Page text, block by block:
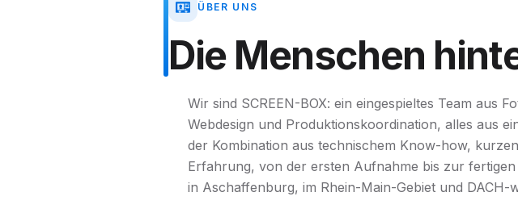
ÜBER UNS
Die Menschen
Wir sind SCREEN-BOX: ein eingespieltes Team aus
Webdesign und Produktionskoordination, alles aus
der Kombination aus technischem Know-how,
Erfahrung, von der ersten Aufnahme bis zur
in Aschaffenburg, im Rhein-Main-Gebiet und DACH-